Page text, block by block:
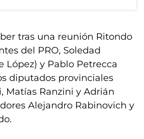
tras una reunión Ritondo
del PRO, Soledad
López) y Pablo Petrecca
diputados provinciales
Matías Ranzini y Adrián
Alejandro Rabinovich y